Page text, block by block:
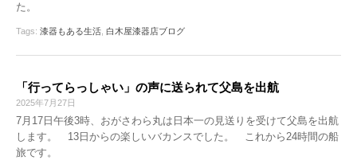
た。
Tags: 漆器もある生活 白木屋漆器店ブログ
「行ってらっしゃい」の声に送られて父島を出航
2025年7月27日
7月17日午後3時、おがさわら丸は日本一の見送りを受けて父島を出航
します。 13日からの楽しいバカンスでした。 これから24時間の船
旅です。